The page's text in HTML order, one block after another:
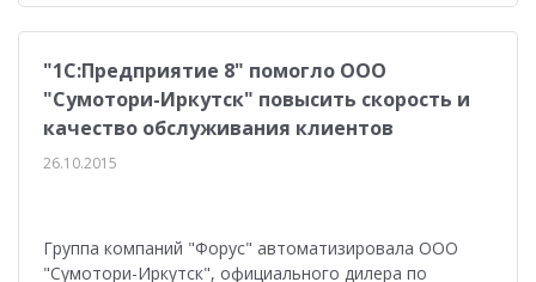
"1С:Предприятие 8" помогло ООО
"Сумотори-Иркутск" повысить скорость и
качество обслуживания клиентов
26.10.2015
Группа компаний "Форус" автоматизировала ООО
"Сумотори-Иркутск", официального дилера по